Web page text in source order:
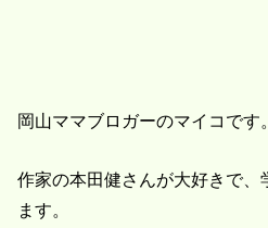
岡山ママブロガーのマイコです。
作家の本田健さんが大好きで、
ます。